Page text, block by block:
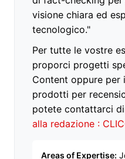
visione chiara ed
tecnologico."
Per tutte le vostre
proporci progetti
Content oppure per
prodotti per
potete contattarci
alla redazione :
Areas of Expertise: